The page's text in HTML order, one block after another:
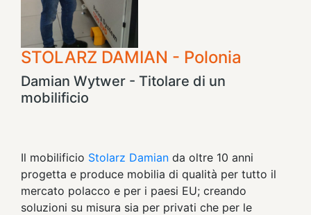
STOLARZ DAMIAN - Polonia
Damian Wytwer - Titolare di un
mobilificio
Il mobilificio Stolarz Damian da oltre 10 anni
progetta e produce mobilia di qualità per tutto il
mercato polacco e per i paesi EU; creando
soluzioni su misura sia per privati che per le